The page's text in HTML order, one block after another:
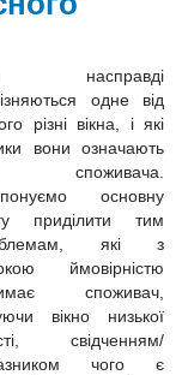
насправді
одне від
різні вікна, і які
вони означають
споживача.
основну
приділити тим
які з
ймовірністю
споживач,
вікно низької
свідченням/
чого є